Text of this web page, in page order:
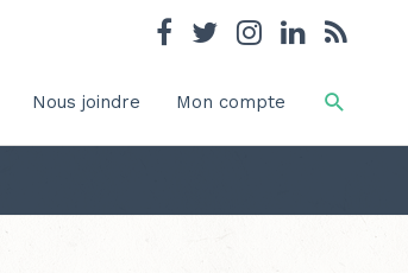
Nous joindre Mon compte